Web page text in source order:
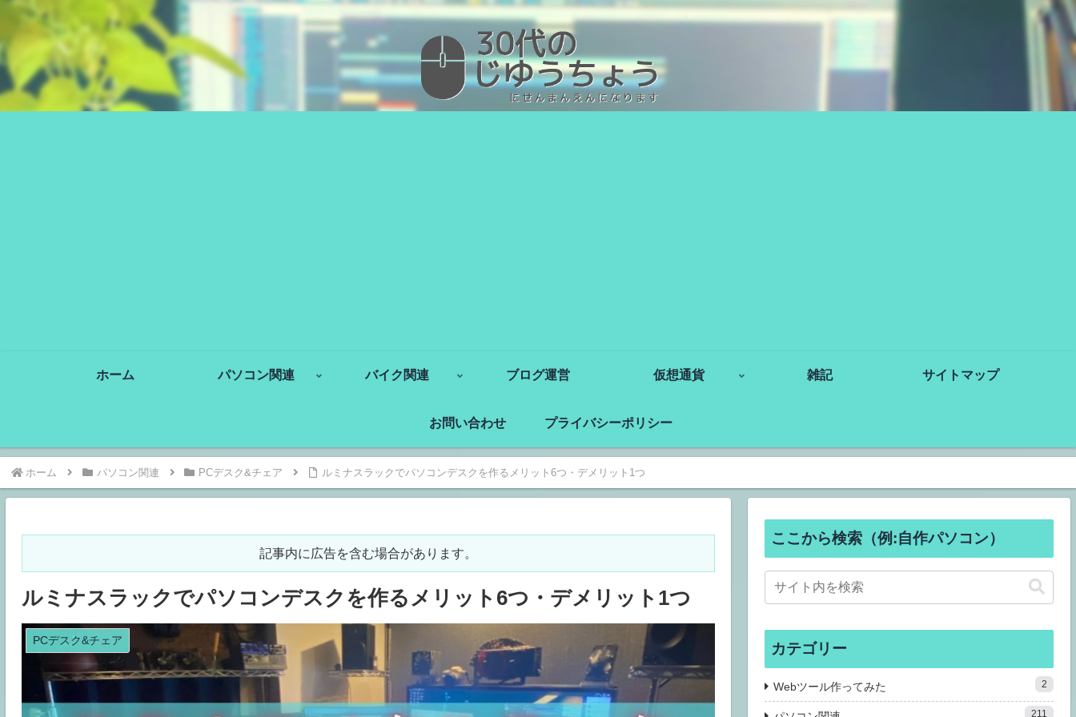
ホーム パソコン関連 バイク関連 ブログ運営 仮想通貨 雑記 サイトマップ
お問い合わせ プライバシーポリシー
ホーム パソコン関連 PCデスク&チェア ルミナスラックでパソコンデスクを作るメリット6つ・デメリット1つ
記事内に広告を含む場合があります。
ルミナスラックでパソコンデスクを作るメリット6つ・デメリット1つ
PCデスク&チェア
ここから検索（例:自作パソコン）
カテゴリー
Webツール作ってみた 2
211